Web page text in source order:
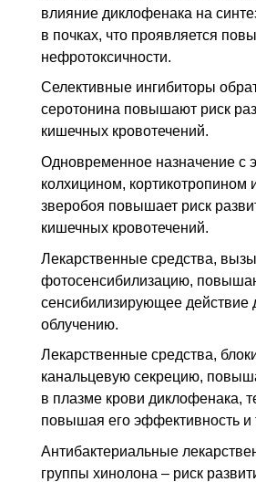
влияние диклофенака на
в почках, что проявляется
нефротоксичности.
Селективные ингибиторы
серотонина повышают риск
кишечных кровотечений.
Одновременное назначение с
колхицином, кортикотропином
зверобоя повышает риск
кишечных кровотечений.
Лекарственные средства,
фотосенсибилизацию,
сенсибилизирующее действие
облучению.
Лекарственные средства,
канальцевую секрецию,
в плазме крови диклофенака,
повышая его эффективность и
Антибактериальные
группы хинолона – риск